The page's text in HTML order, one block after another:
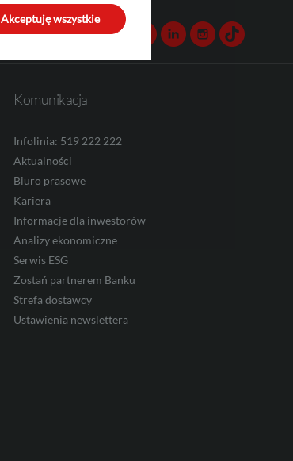
Kontakt FacebookTwitterYoutubeLinkedinInstagram
TikTok
Komunikacja
Infolinia: 519 222 222
Aktualności
Biuro prasowe
Kariera
Informacje dla inwestorów
Analizy ekonomiczne
Serwis ESG
Zostań partnerem Banku
Strefa dostawcy
Ustawienia newslettera
Akceptuję wszystkie